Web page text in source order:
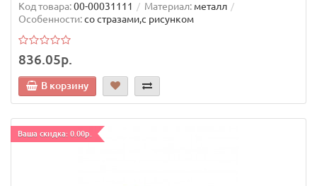
Код товара:00-00031111 Материал: металл
Особенности:со стразами,с рисунком
836.05р.
В корзину
Ваша скидка: 0.00р.